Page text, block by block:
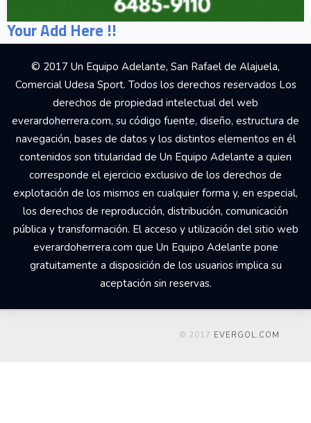
Your Add Here !!
© 2017 Un Equipo Adelante, San Rafael de Alajuela,
Comercial Udesa Sport. Todos los derechos reservados Los
derechos de propiedad intelectual del web
everardoherrera.com, su código fuente, diseño, estructura de
navegación, bases de datos y los distintos elementos en él
contenidos son titularidad de Un Equipo Adelante a quien
corresponde el ejercicio exclusivo de los derechos de
explotación de los mismos en cualquier forma y, en especial,
los derechos de reproducción, distribución, comunicación
pública y transformación. El acceso y utilización del sitio web
everardoherrera.com que Un Equipo Adelante pone
gratuitamente a disposición de los usuarios implica su
aceptación sin reservas.
© 2017 EVERGOL.COM